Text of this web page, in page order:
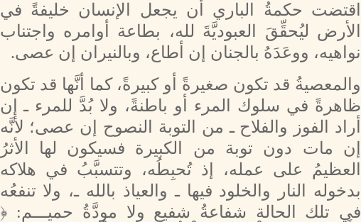
اقتضت حكمةُ الباري أن يجعل الإنسان خليفةً في
الأرض ليُحقِّقَ العبوديَّةَ لله، بطاعة أوامره واجتناب
نواهيه، ووعَدَهُ بالجنان إن أطاع، وبالنيران إن عصى.
والمعصيةُ قد تكون صغيرةً أو كبيرةً، كما أنَّها قد تكون
ظاهرةً في سلوك المرء أو باطنةً، ولا بُدَّ للمرء ـ إن
أراد الفوز والفلاح ـ من التوبة النصوح إن عصى؛ لأنَّه
إن مات دون توبة من الكبيرة فسيكون لها الأثرُ
العظيمُ على عمله، إذ تُحبِطُه، وتتسبَّبُ في هلاكه
بدخوله النار والخلود فيها ـ والعياذ بالله ـ، ولا تنفعُه
في تلك الحالة شفاعةُ شفيع ولا مودَّةُ حميـــم: ﴿